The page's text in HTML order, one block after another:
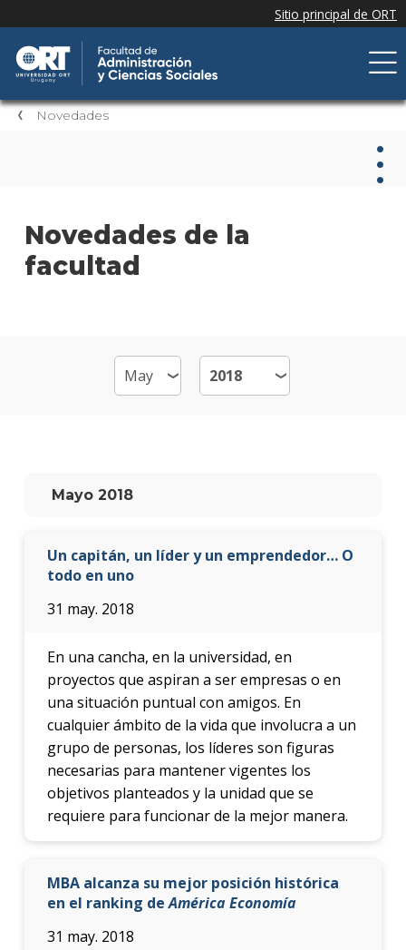
Novedades
Novedades de la
facultad
Mayo 2018
Un capitán, un líder y un emprendedor… O
todo en uno
31 may. 2018
En una cancha, en la universidad, en
proyectos que aspiran a ser empresas o en
una situación puntual con amigos. En
cualquier ámbito de la vida que involucra a un
grupo de personas, los líderes son figuras
necesarias para mantener vigentes los
objetivos planteados y la unidad que se
requiere para funcionar de la mejor manera.
MBA alcanza su mejor posición histórica
en el ranking deAmérica Economía
31 may. 2018